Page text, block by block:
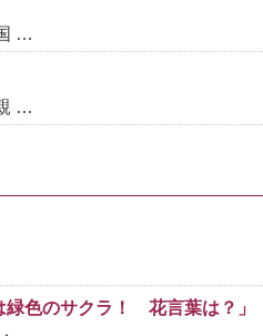
…
…
緑色のサクラ！ 花言葉は？」